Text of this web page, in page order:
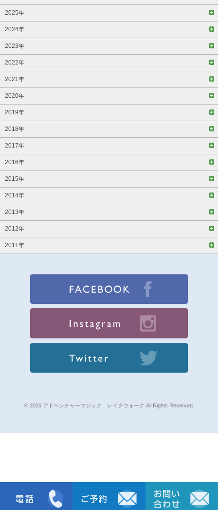
2025年
2024年
2023年
2022年
2021年
2020年
2019年
2018年
2017年
2016年
2015年
2014年
2013年
2012年
2011年
© 2026 アドベンチャーマジック レイクウォーク All Rights Reserved.